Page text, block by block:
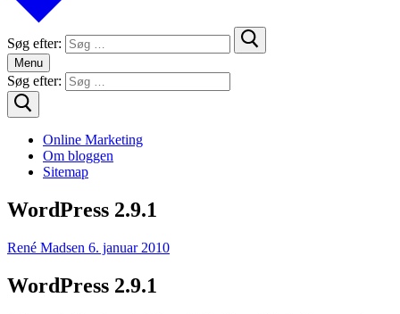
Søg efter:
Menu
Søg efter:
Online Marketing
Om bloggen
Sitemap
WordPress 2.9.1
René Madsen 6. januar 2010
WordPress 2.9.1